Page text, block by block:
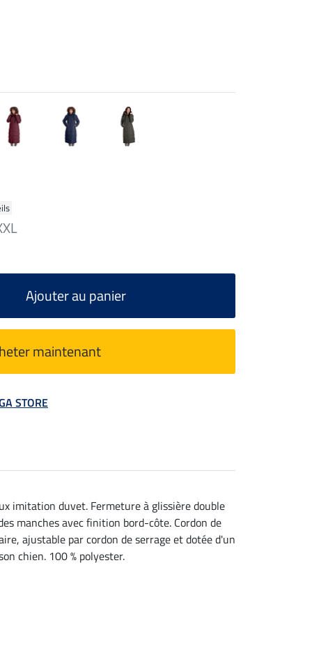
Ajouter au panier
maintenant
STORE
imitation duvet. Fermeture à glissière double
manches avec finition bord-côte. Cordon de
ajustable par cordon de serrage et dotée d'un
chien. 100 % polyester.